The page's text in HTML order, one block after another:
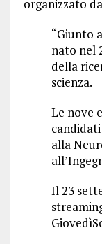
organizzato
“Giunto
nato nel
della
scienza.
Le nove
alla
Il 23